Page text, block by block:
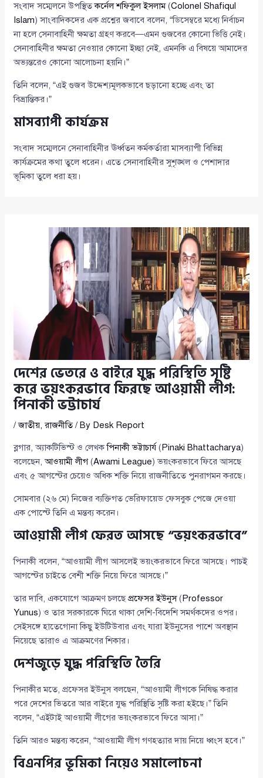
সংবাদ সম্মেলনে উপস্থিতকর্নেল শফিকুল ইসলাম(Colonel Shafiqul
Islam) সাংবাদিকদের এক প্রশ্নের জবাবে বলেন, “ডিসেম্বরে মধ্যে নির্বাচন
না হলে সেনাবাহিনী ক্ষমতা গ্রহণ করবে—এমন গুজবের কোনো ভিত্তি নেই।
সেনাবাহিনীর ক্ষমতা নেওয়ার কোনো ইচ্ছা নেই, এমনকি এ বিষয়ে আমাদের
অভ্যন্তরেও কোনো আলোচনা হয়নি।”
তিনি বলেন, “এই গুজব উদ্দেশ্যমূলকভাবে ছড়ানো হচ্ছে এবং তা
বিভ্রান্তিকর।”
মাসব্যাপী কার্যক্রম
সংবাদ সম্মেলনে সেনাবাহিনীর ঊর্ধ্বতন কর্মকর্তারা মাসব্যাপী বিভিন্ন
কার্যক্রমের কথা তুলে ধরেন। এতে সেনাবাহিনীর সুশৃঙ্খল ও পেশাদার
ভূমিকা তুলে ধরা হয়।
দেশের ভেতরে ও বাইরে যুদ্ধ পরিস্থিতি সৃষ্টি
করে ভয়ংকরভাবে ফিরছে আওয়ামী লীগ:
পিনাকী ভট্টাচার্য
/জাতীয়,রাজনীতি/ By Desk Report
ব্লগার, অ্যাকটিভিস্ট ও লেখকপিনাকী ভট্টাচার্য ( Pinaki Bhattacharya)
বলেছেন,আওয়ামী লীগ(Awami League) ভয়ংকরভাবে ফিরে আসছে
এবং ৫ আগস্টের চেয়েও অধিক শক্তি নিয়ে রাজনীতিতে পুনরাগমন করছে।
সোমবার (২৬ মে) নিজের ব্যক্তিগত ভেরিফায়েড ফেসবুক পেজে দেওয়া
এক পোস্টে তিনি এ মন্তব্য করেন।
আওয়ামী লীগ ফেরত আসছে “ভয়ংকরভাবে”
পিনাকী বলেন, “আওয়ামী লীগ আসলেই ভয়ংকরভাবে ফিরে আসছে। পাচই
আগস্টের চাইতে বেশী শক্তি নিয়ে ফিরে আসছে।”
তার দাবি, একযোগে আক্রমণ চলছেপ্রফেসর ইউনুস( Professor
Yunus) ও তার সরকারকে ঘিরে থাকা দেশি-বিদেশি সমর্থকদের ওপর।
সেইসঙ্গে হাতেগোনা কিছু ইউটিউবার এবং যারা ইউনুসের পাশে অবস্থান
নিয়েছে তারাও এ আক্রমণের শিকার।
দেশজুড়ে যুদ্ধ পরিস্থিতি তৈরি
পিনাকীর মতে, প্রফেসর ইউনুস বলছেন, “আওয়ামী লীগকে নিষিদ্ধ করার
পরে দেশের ভিতরে আর বাইরে যুদ্ধ পরিস্থিতি সৃষ্টি করা হইছে।” তিনি
বলেন, “এইটাই আওয়ামী লীগের ভয়ংকরভাবে ফিরে আসা।”
তিনি আরও মন্তব্য করেন, “আওয়ামী লীগ গণহত্যার দায় নিয়ে ধ্বংস হবে।”
বিএনপির ভূমিকা নিয়েও সমালোচনা